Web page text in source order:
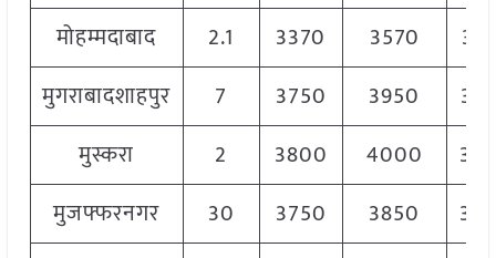
मोहम्मदाबाद
2.1 3370 3570
मुगराबादशाहपुर
7 3750 3950
मुस्करा
2 3800 4000
मुजफ्फरनगर
30 3750 3850